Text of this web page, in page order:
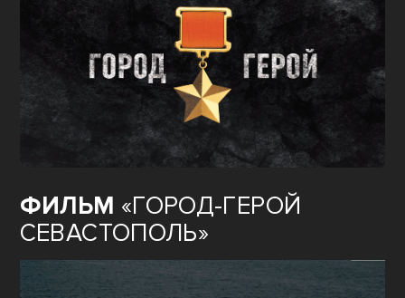
ФИЛЬМ «ГОРОД-ГЕРОЙ
СЕВАСТОПОЛЬ»